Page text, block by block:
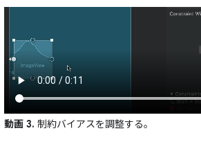
動画 3. 制約バイアスを調整する。